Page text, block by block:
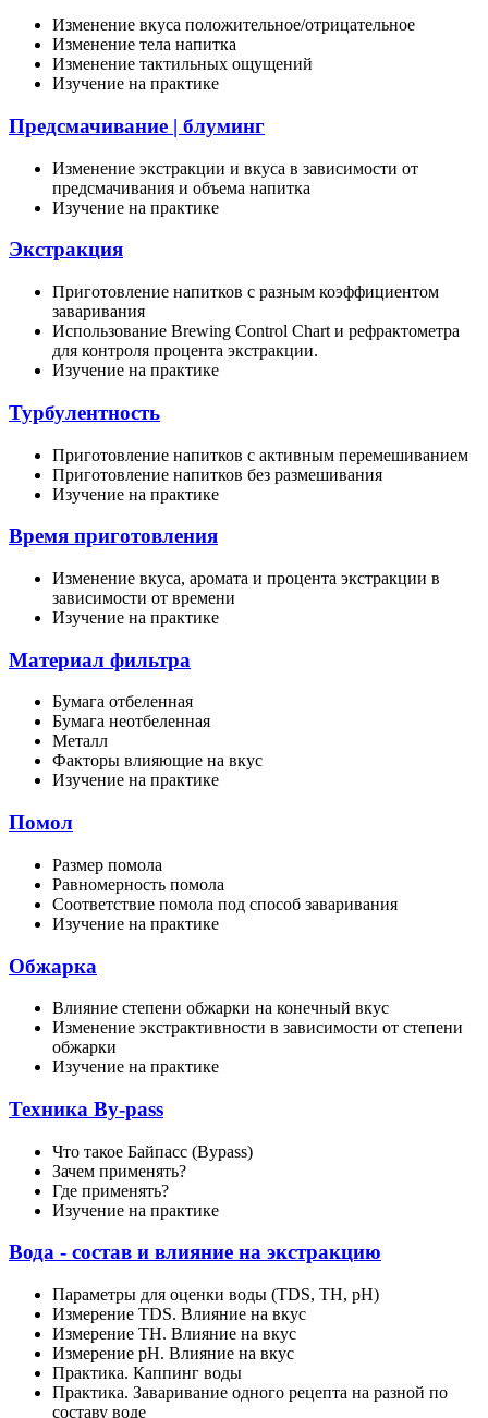
Изменение вкуса положительное/отрицательное
Изменение тела напитка
Изменение тактильных ощущений
Изучение на практике
Предсмачивание | блуминг
Изменение экстракции и вкуса в зависимости от
предсмачивания и объема напитка
Изучение на практике
Экстракция
Приготовление напитков с разным коэффициентом
заваривания
Использование Brewing Control Chart и рефрактометра
для контроля процента экстракции.
Изучение на практике
Турбулентность
Приготовление напитков с активным перемешиванием
Приготовление напитков без размешивания
Изучение на практике
Время приготовления
Изменение вкуса, аромата и процента экстракции в
зависимости от времени
Изучение на практике
Материал фильтра
Бумага отбеленная
Бумага неотбеленная
Металл
Факторы влияющие на вкус
Изучение на практике
Помол
Размер помола
Равномерность помола
Соответствие помола под способ заваривания
Изучение на практике
Обжарка
Влияние степени обжарки на конечный вкус
Изменение экстрактивности в зависимости от степени
обжарки
Изучение на практике
Техника By-pass
Что такое Байпасс (Bypass)
Зачем применять?
Где применять?
Изучение на практике
Вода - состав и влияние на экстракцию
Параметры для оценки воды (TDS, TH, рН)
Измерение TDS. Влияние на вкус
Измерение TH. Влияние на вкус
Измерение pH. Влияние на вкус
Практика. Каппинг воды
Практика. Заваривание одного рецепта на разной по
составу воде